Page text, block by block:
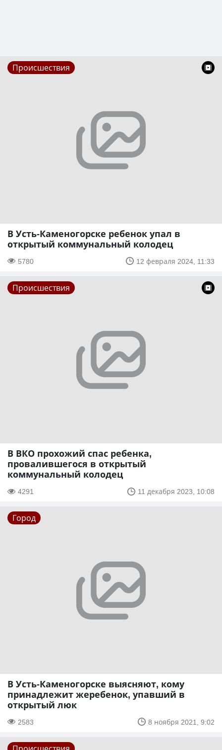
Происшествия
В Усть-Каменогорске ребенок упал в
открытый коммунальный колодец
5780 12 февраля 2024, 11:33
Происшествия
В ВКО прохожий спас ребенка,
провалившегося в открытый
коммунальный колодец
4291 11 декабря 2023, 10:08
Город
В Усть-Каменогорске выясняют, кому
принадлежит жеребенок, упавший в
открытый люк
2583 8 ноября 2021, 9:02